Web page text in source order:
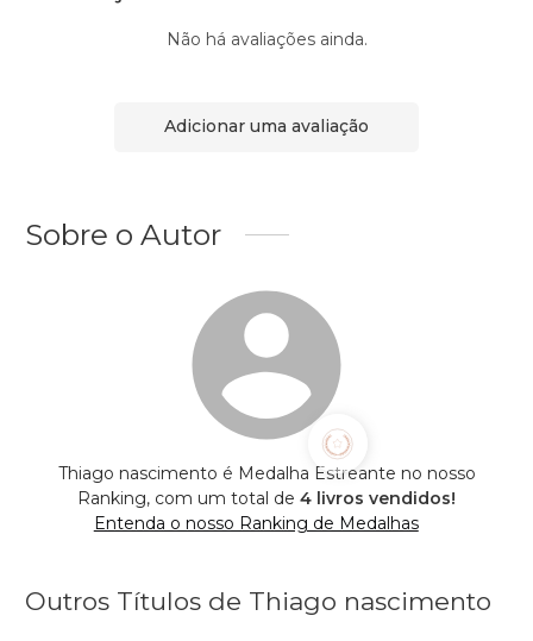
Não há avaliações ainda.
Adicionar uma avaliação
Sobre o Autor
Thiago nascimento é Medalha Estreante no nosso
Ranking, com um total de 4 livros vendidos!
Entenda o nosso Ranking de Medalhas
Outros Títulos de Thiago nascimento